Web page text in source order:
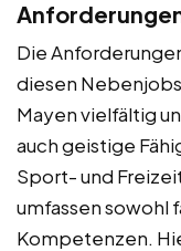
Die
diesen
Mayen vielfältig
auch geistige
Sport- und
umfassen sowohl
Kompetenzen.